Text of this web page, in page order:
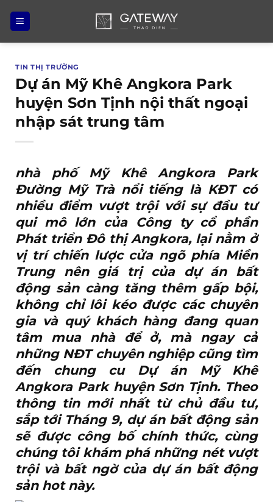
qua
nội
TIN THỊ TRƯỜNG
Dự án Mỹ Khê Angkora Park
huyện Sơn Tịnh nội thất ngoại
nhập sát trung tâm
nhà phố Mỹ Khê Angkora Park
Đường Mỹ Trànổi tiếng là KĐT có
nhiều điểm vượt trội với sự đầu tư
qui mô lớn của Công ty cổ phần
Phát triển Đô thị Angkora, lại nằm ở
vị trí chiến lược cửa ngõ phía Miền
Trung nên giá trị của dự án bất
động sản càng tăng thêm gấp bội,
không chỉ lôi kéo được các chuyên
gia và quý khách hàng đang quan
tâm mua nhà để ở, mà ngay cả
những NĐT chuyên nghiệp cũng tìm
đến chung cu Dự án Mỹ Khê
Angkora Park huyện Sơn Tịnh. Theo
thông tin mới nhất từ chủ đầu tư,
sắp tới Tháng 9, dự án bất động sản
sẽ được công bố chính thức, cùng
chúng tôi khám phá những nét vượt
trội và bất ngờ của dự án bất động
sản hot này.